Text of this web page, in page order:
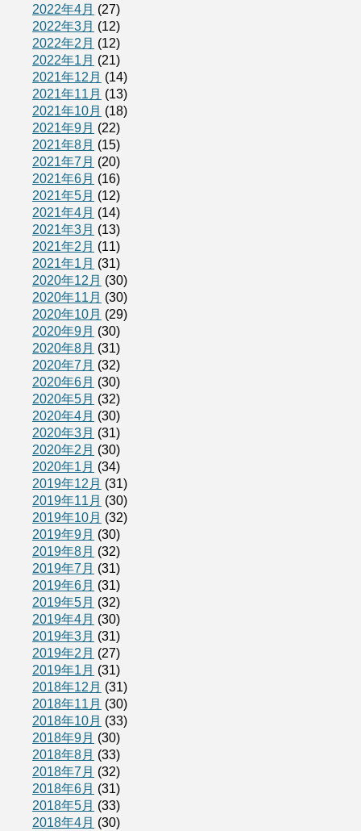
2022年4月 (27)
2022年3月 (12)
2022年2月 (12)
2022年1月 (21)
2021年12月 (14)
2021年11月 (13)
2021年10月 (18)
2021年9月 (22)
2021年8月 (15)
2021年7月 (20)
2021年6月 (16)
2021年5月 (12)
2021年4月 (14)
2021年3月 (13)
2021年2月 (11)
2021年1月 (31)
2020年12月 (30)
2020年11月 (30)
2020年10月 (29)
2020年9月 (30)
2020年8月 (31)
2020年7月 (32)
2020年6月 (30)
2020年5月 (32)
2020年4月 (30)
2020年3月 (31)
2020年2月 (30)
2020年1月 (34)
2019年12月 (31)
2019年11月 (30)
2019年10月 (32)
2019年9月 (30)
2019年8月 (32)
2019年7月 (31)
2019年6月 (31)
2019年5月 (32)
2019年4月 (30)
2019年3月 (31)
2019年2月 (27)
2019年1月 (31)
2018年12月 (31)
2018年11月 (30)
2018年10月 (33)
2018年9月 (30)
2018年8月 (33)
2018年7月 (32)
2018年6月 (31)
2018年5月 (33)
2018年4月 (30)